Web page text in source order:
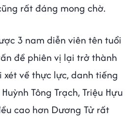
rất đáng mong chờ.
3 nam diễn viên tên tuổi
đề phiên vị lại trở thành
về thực lực, danh tiếng
Tông Trạch, Triệu Hựu
cao hơn Dương Tử rất